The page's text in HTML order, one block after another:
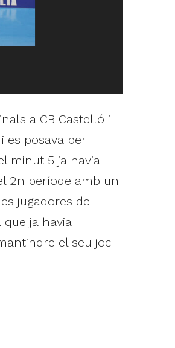
a CB Castelló i
es posava per
minut 5 ja havia
2n període amb un
jugadores de
ja havia
el seu joc